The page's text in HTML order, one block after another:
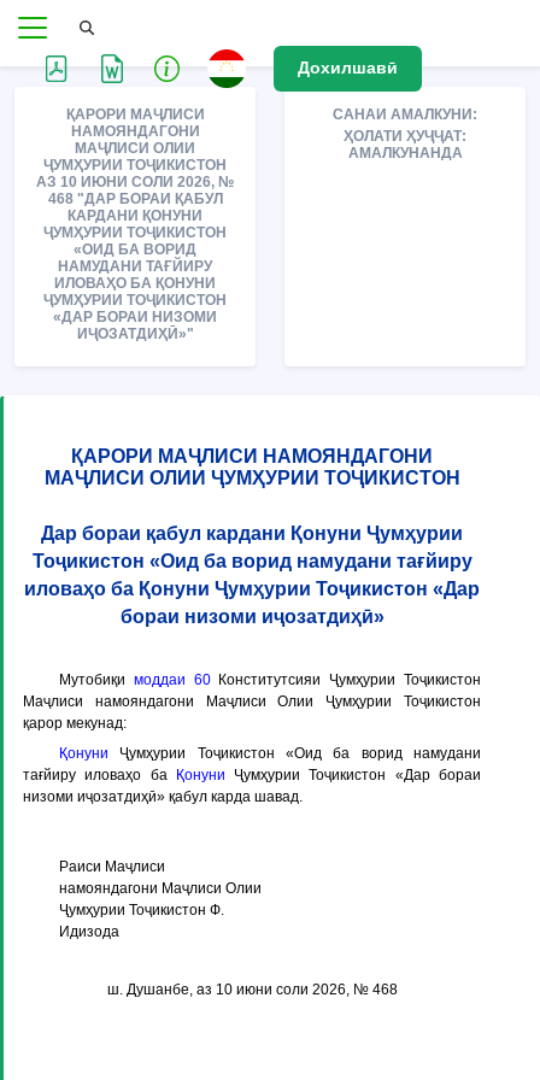
Дохилшавӣ
ҚАРОРИ МАҶЛИСИ
НАМОЯНДАГОНИ
МАҶЛИСИ ОЛИИ
ҶУМҲУРИИ ТОҶИКИСТОН
АЗ 10 ИЮНИ СОЛИ 2026, №
468 "ДАР БОРАИ ҚАБУЛ
КАРДАНИ ҚОНУНИ
ҶУМҲУРИИ ТОҶИКИСТОН
«ОИД БА ВОРИД
НАМУДАНИ ТАҒЙИРУ
ИЛОВАҲО БА ҚОНУНИ
ҶУМҲУРИИ ТОҶИКИСТОН
«ДАР БОРАИ НИЗОМИ
ИҶОЗАТДИҲӢ»"
САНАИ АМАЛКУНИ:
ҲОЛАТИ ҲУҶҶАТ:
АМАЛКУНАНДА
ҚАРОРИ МАҶЛИСИ НАМОЯНДАГОНИ
МАҶЛИСИ ОЛИИ ҶУМҲУРИИ ТОҶИКИСТОН
Дар бораи қабул кардани Қонуни Ҷумҳурии
Тоҷикистон «Оид ба ворид намудани тағйиру
иловаҳо ба Қонуни Ҷумҳурии Тоҷикистон «Дар
бораи низоми иҷозатдиҳӣ»
Мутобиқи моддаи 60Конститутсияи Ҷумҳурии Тоҷикистон
Маҷлиси намояндагони Маҷлиси Олии Ҷумҳурии Тоҷикистон
қарор мекунад:
Қонуни Ҷумҳурии Тоҷикистон «Оид ба ворид намудани
тағйиру иловаҳо ба
Қонуни Ҷумҳурии Тоҷикистон «Дар бораи
низоми иҷозатдиҳӣ» қабул карда шавад.
Раиси Маҷлиси
намояндагони Маҷлиси Олии
Ҷумҳурии Тоҷикистон Ф.
Идизода
ш. Душанбе, аз 10 июни соли 2026, № 468